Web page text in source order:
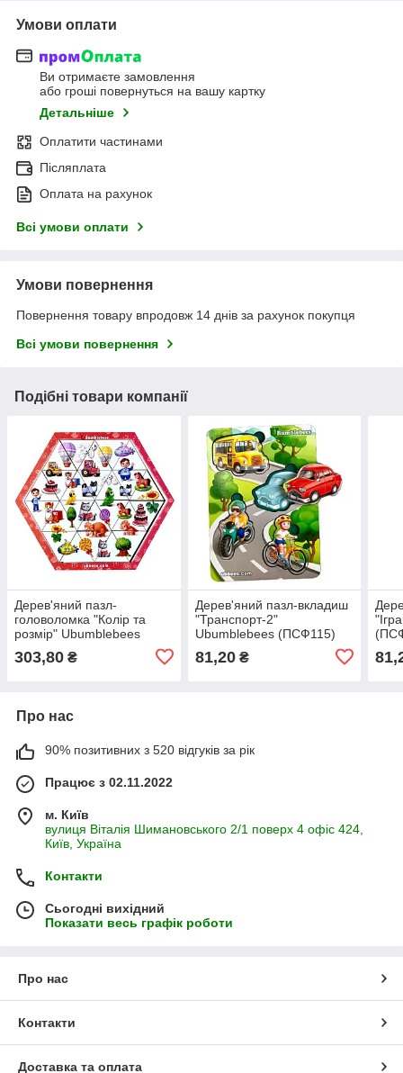
Умови оплати
Ви отримаєте замовлення
або гроші повернуться на вашу картку
Детальніше
Оплатити частинами
Післяплата
Оплата на рахунок
Всі умови оплати
Умови повернення
Повернення товару впродовж 14 днів за рахунок покупця
Всі умови повернення
Подібні товари компанії
Дерев'яний пазл-
головоломка "Колір та
розмір" Ubumblebees
деталі
303,80 ₴
Дерев'яний пазл-вкладиш
"Транспорт-2"
Ubumblebees (ПСФ115)
PSF115 фон із підказкою
81,20₴
Про нас
90% позитивних з 520 відгуків за рік
Працює з 02.11.2022
м. Київ
вулиця Віталія Шимановського 2/1 поверх 4 офіс 424,
Київ, Україна
Контакти
Сьогодні вихідний
Показати весь графік роботи
Про нас
Контакти
Доставка та оплата